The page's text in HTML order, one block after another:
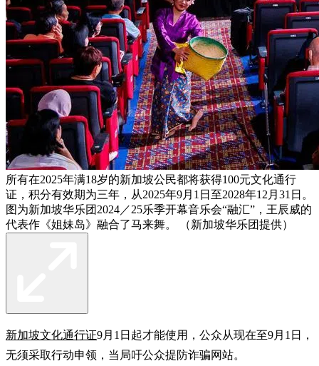
所有在2025年满18岁的新加坡公民都将获得100元文化通行
证，积分有效期为三年，从2025年9月1日至2028年12月31日。
图为新加坡华乐团2024／25乐季开幕音乐会“融汇”，王辰威的
代表作《姐妹岛》融合了马来舞。 （新加坡华乐团提供）
新加坡文化通行证9月1日起才能使用，公众从现在至9月1日，
无须采取行动申领，当局吁公众提防诈骗网站。